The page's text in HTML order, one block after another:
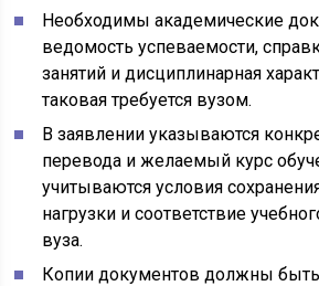
Необходимы академические
ведомость успеваемости,
занятий и дисциплинарная
таковая требуется вузом.
В заявлении указываются
перевода и желаемый курс
учитываются условия
нагрузки и соответствие
вуза.
Копии документов должны